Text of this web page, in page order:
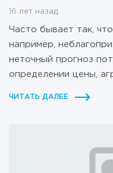
16 лет назад
Часто бывает так,
например,
неточный прогноз
определении цены,
ЧИТАТЬ ДАЛЕЕ